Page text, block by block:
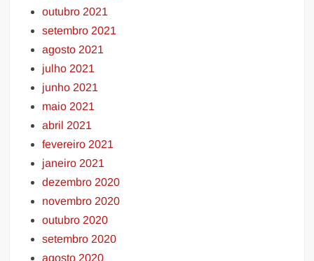
outubro 2021
setembro 2021
agosto 2021
julho 2021
junho 2021
maio 2021
abril 2021
fevereiro 2021
janeiro 2021
dezembro 2020
novembro 2020
outubro 2020
setembro 2020
agosto 2020